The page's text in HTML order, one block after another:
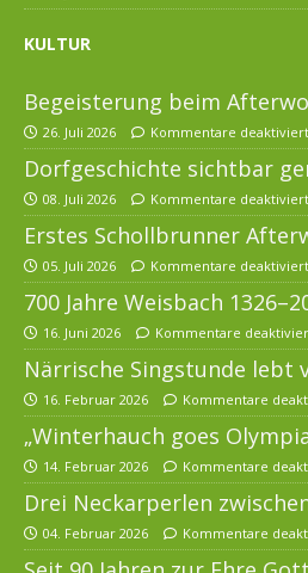
KULTUR
Begeisterung beim
26. Juli 2026 Kommentare deaktiviert
Dorfgeschichte sichtbar
08. Juli 2026 Kommentare deaktiviert
Erstes Schollbrunner
05. Juli 2026 Kommentare deaktiviert
700 Jahre Weisbach
16. Juni 2026 Kommentare
Närrische Singstunde lebt
16. Februar 2026 Kommentare
„Winterhauch goes
14. Februar 2026 Kommentare
Drei Neckarperlen
04. Februar 2026 Kommentare